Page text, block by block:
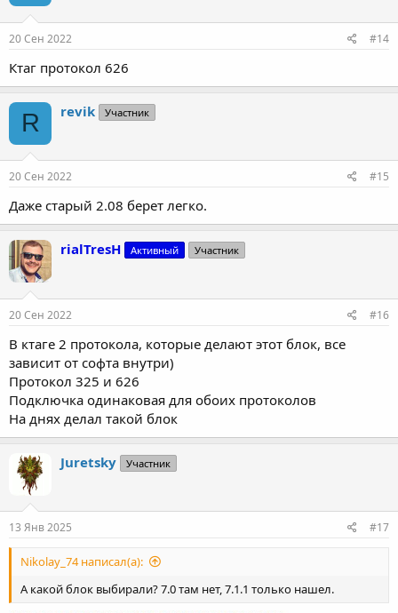
20 Сен 2022 #14
Ктаг протокол 626
R revik Участник
20 Сен 2022 #15
Даже старый 2.08 берет легко.
rialTresH Активный Участник
20 Сен 2022 #16
В ктаге 2 протокола, которые делают этот блок, все
зависит от софта внутри)
Протокол 325 и 626
Подключка одинаковая для обоих протоколов
На днях делал такой блок
Juretsky Участник
13 Янв 2025 #17
Nikolay_74 написал(а):
А какой блок выбирали? 7.0 там нет, 7.1.1 только нашел.